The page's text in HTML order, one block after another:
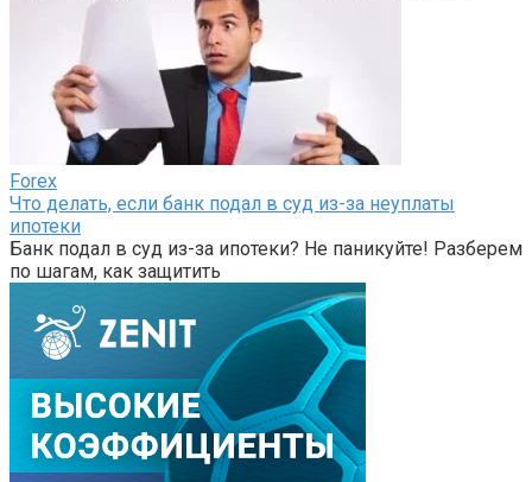
Forex
Что делать, если банк подал в суд из-за неуплаты
ипотеки
Банк подал в суд из-за ипотеки? Не паникуйте! Разберем
по шагам, как защитить